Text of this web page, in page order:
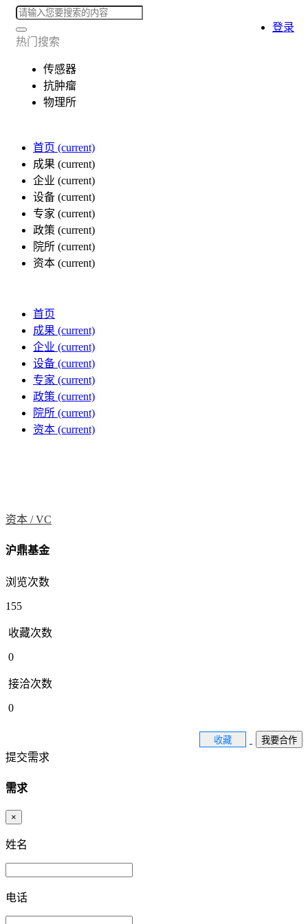
热门搜索
传感器
抗肿瘤
物理所
首页 (current)
成果 (current)
企业 (current)
设备 (current)
专家 (current)
政策 (current)
院所 (current)
资本 (current)
登录
首页
成果 (current)
企业 (current)
设备 (current)
专家 (current)
政策 (current)
院所 (current)
资本 (current)
资本 /VC
沪鼎基金
浏览次数
155
收藏次数
0
接洽次数
0
收藏 我要合作
提交需求
需求
×
姓名
电话